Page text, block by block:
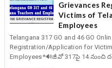
Grievances
Victims of
Employees
Telangana 317 GO and 46 GO
Registration/Application for
Employees*🔊జీవో 317పై 14 నుంచి